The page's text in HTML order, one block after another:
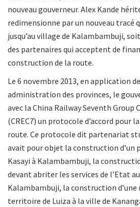
nouveau gouverneur. Alex Kande
redimensionne par un nouveau tracé
jusqu’au village de Kalambambuji,
des partenaires qui acceptent de
construction de la route.
Le 6 novembre 2013, en application
administration des provinces, le
avec la China Railway Seventh
(CREC7) un protocole d’accord pour
route. Ce protocole dit partenariat
avait pour objet la construction d’un
Kasayi à Kalambambuji, la
devant abriter les services de l’Etat
Kalambambuji, la construction
territoire de Luiza à la ville de